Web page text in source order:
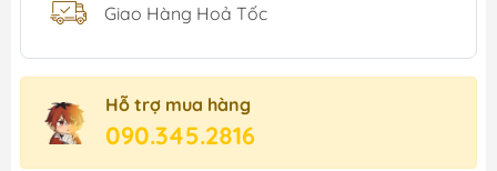
Giao Hàng Hoả Tốc
Hỗ trợ mua hàng
090.345.2816